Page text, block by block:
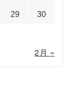
29 30
2月 »